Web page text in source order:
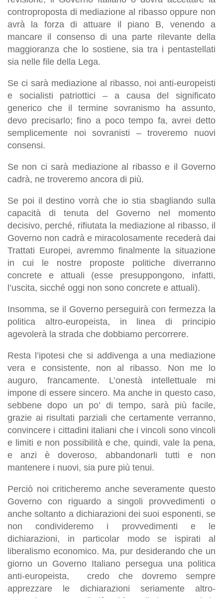
controproposta di mediazione al ribasso oppure non
avrà la forza di attuare il piano B, venendo a
mancare il consenso di una parte rilevante della
maggioranza che lo sostiene, sia tra i pentastellati
sia nelle file della Lega.
Se ci sarà mediazione al ribasso, noi anti-europeisti
e socialisti patriottici – a causa del significato
generico che il termine sovranismo ha assunto,
devo precisarlo; fino a poco tempo fa, avrei detto
semplicemente noi sovranisti – troveremo nuovi
consensi.
Se non ci sarà mediazione al ribasso e il Governo
cadrà, ne troveremo ancora di più.
Se poi il destino vorrà che io stia sbagliando sulla
capacità di tenuta del Governo nel momento
decisivo, perché, rifiutata la mediazione al ribasso, il
Governo non cadrà e miracolosamente recederà dai
Trattati Europei, avremmo finalmente la situazione
in cui le nostre proposte politiche diverranno
concrete e attuali (esse presuppongono, infatti,
l’uscita, sicché oggi non sono concrete e attuali).
Insomma, se il Governo perseguirà con fermezza la
politica altro-europeista, in linea di principio
agevolerà la strada che dobbiamo percorrere.
Resta l’ipotesi che si addivenga a una mediazione
vera e consistente, non al ribasso. Non me lo
auguro, francamente. L’onestà intellettuale mi
impone di essere sincero. Ma anche in questo caso,
sebbene dopo un po’ di tempo, sarà più facile,
grazie ai risultati parziali che certamente verranno,
convincere i cittadini italiani che i vincoli sono vincoli
e limiti e non possibilità e che, quindi, vale la pena,
e anzi è doveroso, abbandonarli tutti e non
mantenere i nuovi, sia pure più tenui.
Perciò noi criticheremo anche severamente questo
Governo con riguardo a singoli provvedimenti o
anche soltanto a dichiarazioni dei suoi esponenti, se
non condivideremo i provvedimenti e le
dichiarazioni, in particolar modo se ispirati al
liberalismo economico. Ma, pur desiderando che un
giorno un Governo Italiano persegua una politica
anti-europeista, credo che dovremo sempre
apprezzare le dichiarazioni seriamente altro-